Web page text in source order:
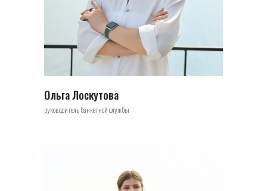
Ольга Лоскутова
руководитель банкетной службы